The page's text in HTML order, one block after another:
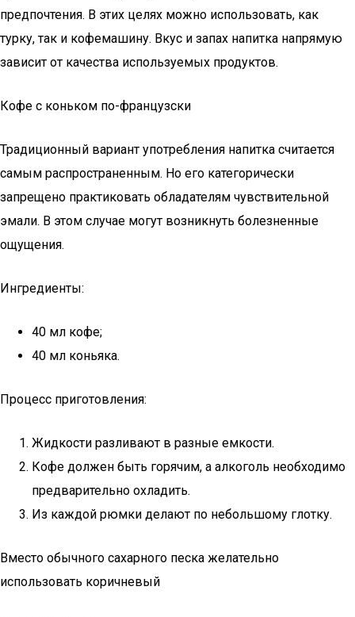
предпочтения. В этих целях можно использовать, как
турку, так и кофемашину. Вкус и запах напитка напрямую
зависит от качества используемых продуктов.
Кофе с коньком по-французски
Традиционный вариант употребления напитка считается
самым распространенным. Но его категорически
запрещено практиковать обладателям чувствительной
эмали. В этом случае могут возникнуть болезненные
ощущения.
Ингредиенты:
40 мл кофе;
40 мл коньяка.
Процесс приготовления:
Жидкости разливают в разные емкости.
Кофе должен быть горячим, а алкоголь необходимо
предварительно охладить.
Из каждой рюмки делают по небольшому глотку.
Вместо обычного сахарного песка желательно
использовать коричневый